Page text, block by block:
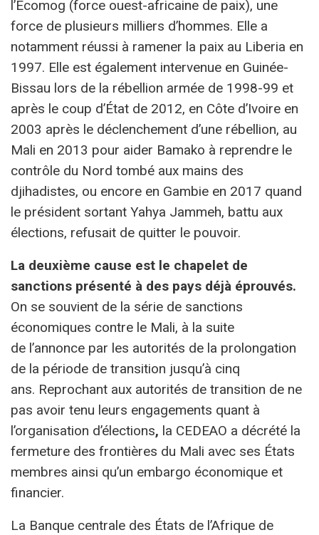
l’Ecomog (force ouest-africaine de paix), une
force de plusieurs milliers d’hommes. Elle a
notamment réussi à ramener la paix au Liberia en
1997. Elle est également intervenue en Guinée-
Bissau lors de la rébellion armée de 1998-99 et
après le coup d’État de 2012, en Côte d’Ivoire en
2003 après le déclenchement d’une rébellion, au
Mali en 2013 pour aider Bamako à reprendre le
contrôle du Nord tombé aux mains des
djihadistes, ou encore en Gambie en 2017 quand
le président sortant Yahya Jammeh, battu aux
élections, refusait de quitter le pouvoir.
La deuxième cause est le chapelet de
sanctions présenté à des pays déjà éprouvés.
On se souvient de la série de sanctions
économiques contre le Mali, à la suite
de l’annonce par les autorités de la prolongation
de la période de transition jusqu’à cinq
ans. Reprochant aux autorités de transition de ne
pas avoir tenu leurs engagements quant à
l’organisation d’élections, la CEDEAO a décrété la
fermeture des frontières du Mali avec ses États
membres ainsi qu’un embargo économique et
financier.
La Banque centrale des États de l’Afrique de